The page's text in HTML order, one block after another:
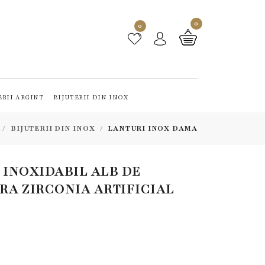
0 0
ARGINT BIJUTERII DIN INOX
BIJUTERII DIN INOX LANTURI INOX DAMA
ALB DE
ZIRCONIA ARTIFICIAL